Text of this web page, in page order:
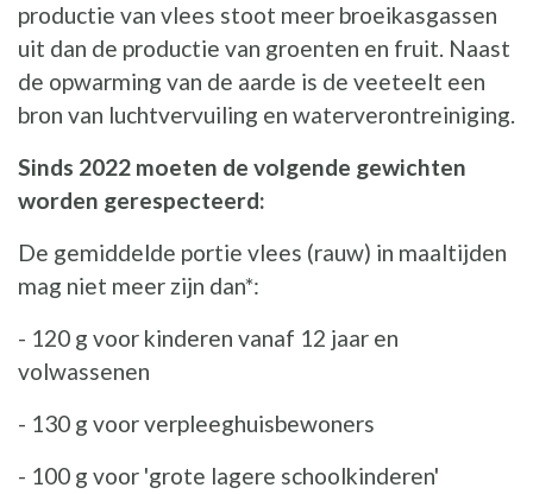
productie van vlees stoot meer broeikasgassen
uit dan de productie van groenten en fruit. Naast
de opwarming van de aarde is de veeteelt een
bron van luchtvervuiling en waterverontreiniging.
Sinds 2022 moeten de volgende gewichten
worden gerespecteerd:
De gemiddelde portie vlees (rauw) in maaltijden
mag niet meer zijn dan*:
- 120 g voor kinderen vanaf 12 jaar en
volwassenen
- 130 g voor verpleeghuisbewoners
- 100 g voor 'grote lagere schoolkinderen'